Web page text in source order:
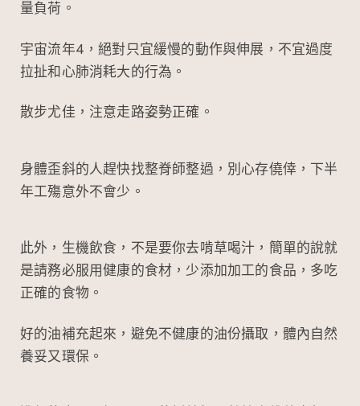
量負荷。
宇宙流年4，絕對只宜緩慢的動作與伸展，不宜過度
拉扯和心肺消耗大的行為。
散步尤佳，注意走路姿勢正確。
身體歪斜的人趕快找整脊師整過，別心存僥倖，下半
年工殤意外不會少。
此外，生機飲食，不是要你去啃草喝汁，簡單的說就
是請務必服用健康的食材，少添加加工的食品，多吃
正確的食物。
好的油補充起來，避免不健康的油份攝取，體內自然
養妥又環保。